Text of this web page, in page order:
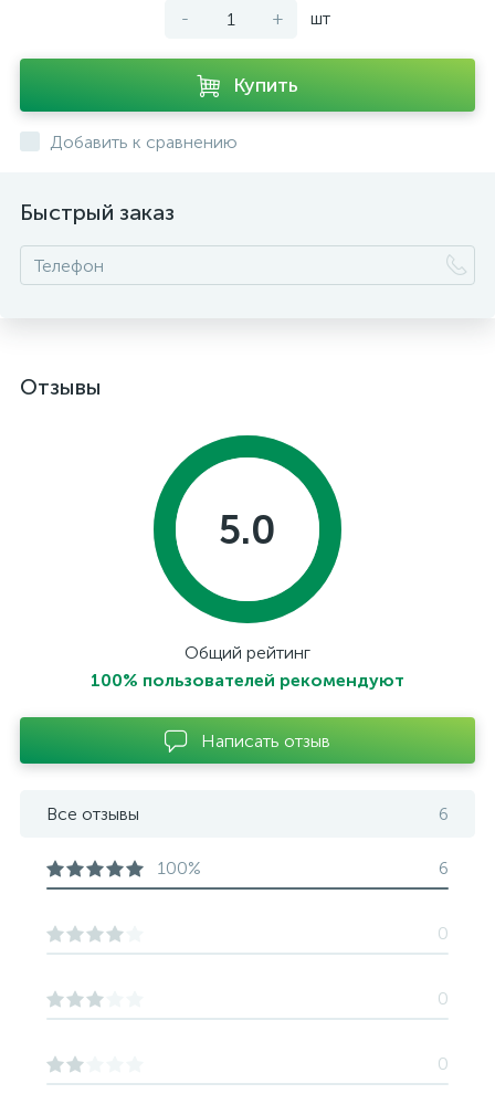
- + шт
Купить
Добавить к сравнению
Быстрый заказ
Отзывы
5.0
Общий рейтинг
100% пользователей рекомендуют
Написать отзыв
Все отзывы 6
100% 6
0
0
0